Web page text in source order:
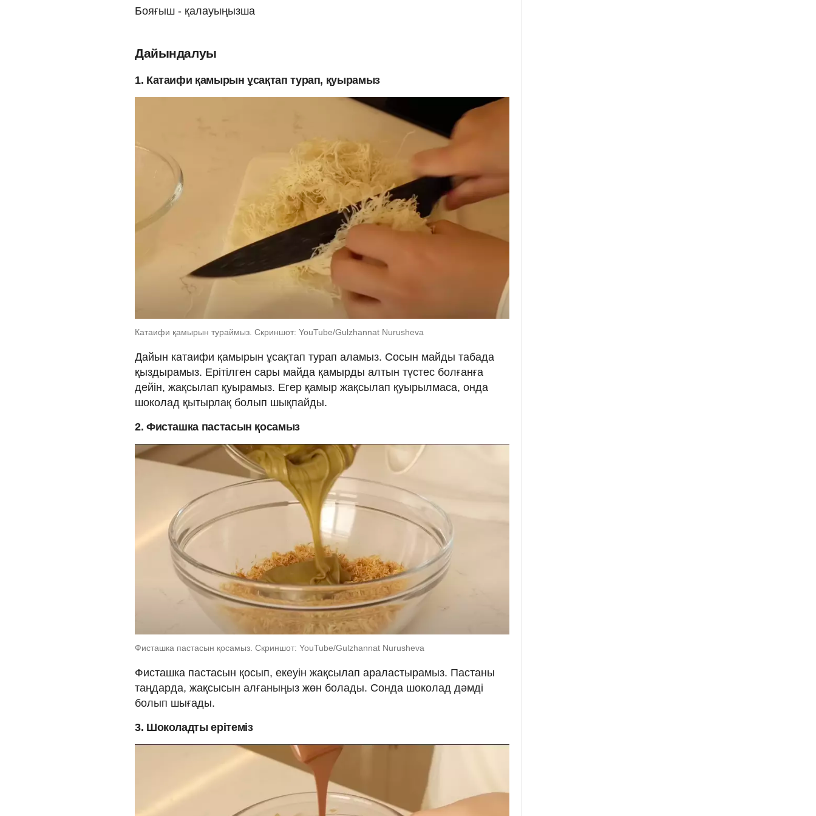
Бояғыш - қалауыңызша
Дайындалуы
1. Катаифи қамырын ұсақтап турап, қуырамыз
Катаифи қамырын тураймыз. Скриншот: YouTube/Gulzhannat Nurusheva
Дайын катаифи қамырын ұсақтап турап аламыз. Сосын майды табада
қыздырамыз. Ерітілген сары майда қамырды алтын түстес болғанға
дейін, жақсылап қуырамыз. Егер қамыр жақсылап қуырылмаса, онда
шоколад қытырлақ болып шықпайды.
2. Фисташка пастасын қосамыз
Фисташка пастасын қосамыз. Скриншот: YouTube/Gulzhannat Nurusheva
Фисташка пастасын қосып, екеуін жақсылап араластырамыз. Пастаны
таңдарда, жақсысын алғаныңыз жөн болады. Сонда шоколад дәмді
болып шығады.
3. Шоколадты ерітеміз